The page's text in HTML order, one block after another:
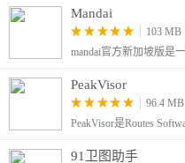
Mandai
103 MB
PeakVisor
96.4 MB
91卫图助手